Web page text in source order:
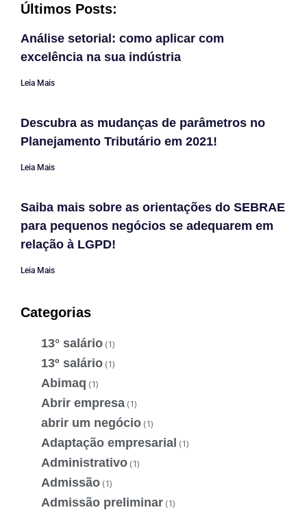
Últimos Posts:
Análise setorial: como aplicar com
excelência na sua indústria
Leia Mais
Descubra as mudanças de parâmetros no
Planejamento Tributário em 2021!
Leia Mais
Saiba mais sobre as orientações do SEBRAE
para pequenos negócios se adequarem em
relação à LGPD!
Leia Mais
Categorias
13° salário (1)
13º salário (1)
Abimaq (1)
Abrir empresa (1)
abrir um negócio (1)
Adaptação empresarial (1)
Administrativo (1)
Admissão (1)
Admissão preliminar (1)